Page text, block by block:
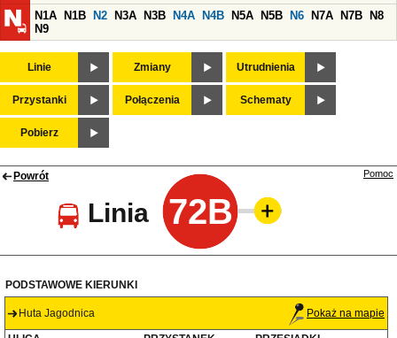
N1A
N1B N2 N3A N3B N4A N4B N5A N5B N6 N7A N7B
N8
N9
Linie Zmiany Utrudnienia
Przystanki Połączenia Schematy
Pobierz
Powrót
Linia 72B
Pomoc
PODSTAWOWE KIERUNKI
Huta Jagodnica Pokaż na mapie